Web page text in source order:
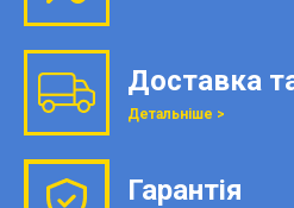
Доставка
Детальніше >
Гарантія